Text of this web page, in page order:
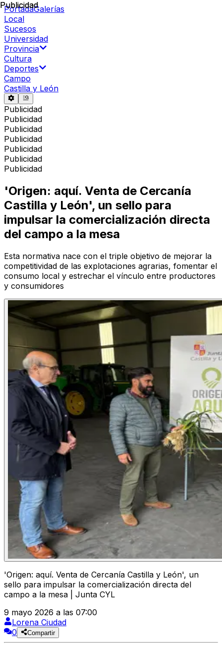
PortadaGalerías
Local
Sucesos
Universidad
Provincia
Cultura
Deportes
Campo
Castilla y León
Publicidad
Publicidad
Publicidad
Publicidad
Publicidad
Publicidad
Publicidad
Publicidad
'Origen: aquí. Venta de Cercanía
Castilla y León', un sello para
impulsar la comercialización directa
del campo a la mesa
Esta normativa nace con el triple objetivo de mejorar la
competitividad de las explotaciones agrarias, fomentar el
consumo local y estrechar el vínculo entre productores
y consumidores
'Origen: aquí. Venta de Cercanía Castilla y León', un
sello para impulsar la comercialización directa del
campo a la mesa | Junta CYL
9 mayo 2026 a las 07:00
Lorena Ciudad
0
Compartir
Publicidad